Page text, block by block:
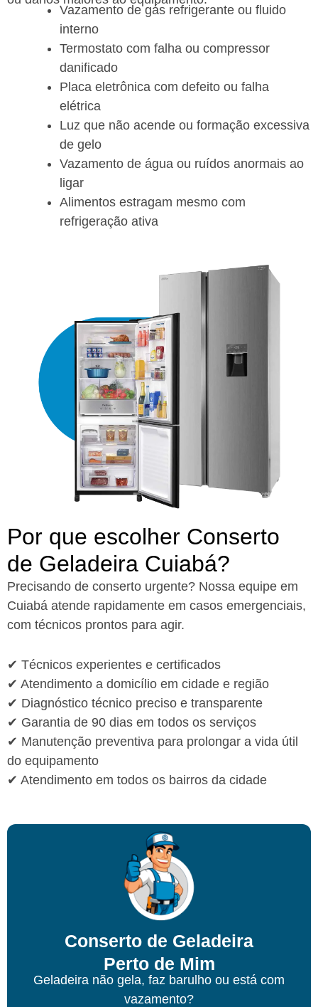
Vazamento de gás refrigerante ou fluido
interno
Termostato com falha ou compressor
danificado
Placa eletrônica com defeito ou falha
elétrica
Luz que não acende ou formação excessiva
de gelo
Vazamento de água ou ruídos anormais ao
ligar
Alimentos estragam mesmo com
refrigeração ativa
Por que escolher Conserto
de Geladeira Cuiabá?​
Precisando de conserto urgente? Nossa equipe em
Cuiabá atende rapidamente em casos emergenciais,
com técnicos prontos para agir.
✔ Técnicos experientes e certificados
✔ Atendimento a domicílio em cidade e região
✔ Diagnóstico técnico preciso e transparente
✔ Garantia de 90 dias em todos os serviços
✔ Manutenção preventiva para prolongar a vida útil
do equipamento
✔ Atendimento em todos os bairros da cidade
Conserto de Geladeira
Perto de Mim
Geladeira não gela, faz barulho ou está com
vazamento?